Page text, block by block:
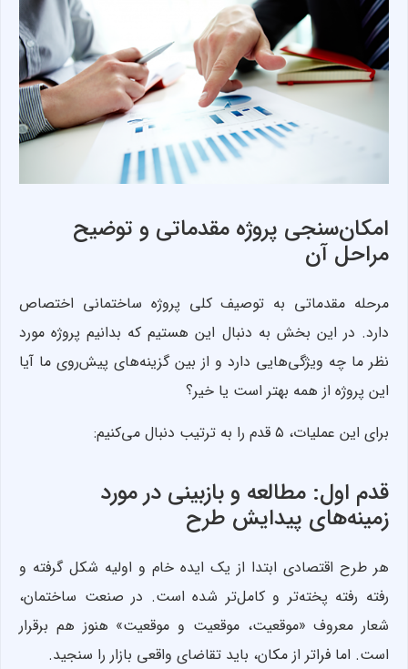
امکان‌سنجی پروژه مقدماتی و توضیح
مراحل آن
مرحله مقدماتی به توصیف کلی پروژه ساختمانی اختصاص
دارد. در این بخش به دنبال این هستیم که بدانیم پروژه مورد
نظر ما چه ویژگی‌هایی دارد و از بین گزینه‌های پیش‌روی ما آیا
این پروژه از همه بهتر است یا خیر؟
برای این عملیات، ۵ قدم را به ترتیب دنبال می‌کنیم:
قدم اول: مطالعه و بازبینی در مورد
زمینه‌های پیدایش طرح
هر طرح اقتصادی ابتدا از یک ایده خام و اولیه شکل گرفته و
رفته رفته پخته‌تر و کامل‌تر شده است. در صنعت ساختمان،
شعار معروف «موقعیت، موقعیت و موقعیت» هنوز هم برقرار
است. اما فراتر از مکان، باید تقاضای واقعی بازار را سنجید.